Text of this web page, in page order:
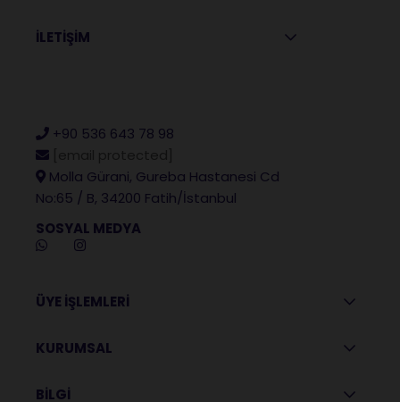
İLETİŞİM
+90 536 643 78 98
Molla Gürani, Gureba Hastanesi Cd
No:65 / B, 34200 Fatih/İstanbul
SOSYAL MEDYA
ÜYE İŞLEMLERİ
KURUMSAL
BİLGİ